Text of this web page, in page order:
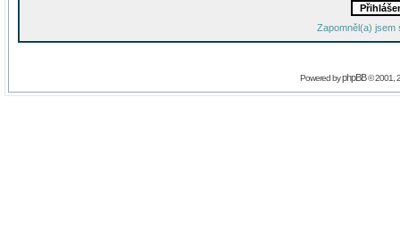
Zapomněl(a) jsem
Powered byphpBB© 2001,